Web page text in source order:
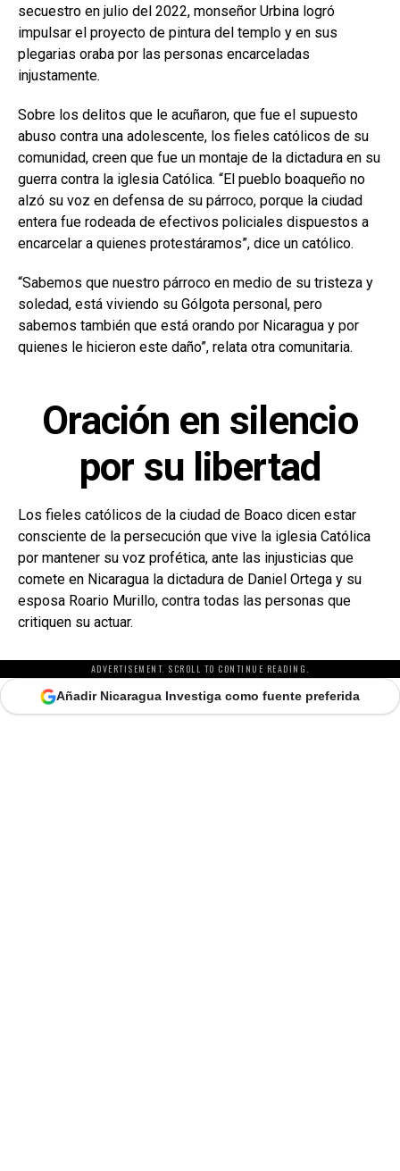
secuestro en julio del 2022, monseñor Urbina logró
impulsar el proyecto de pintura del templo y en sus
plegarias oraba por las personas encarceladas
injustamente.
Sobre los delitos que le acuñaron, que fue el supuesto
abuso contra una adolescente, los fieles católicos de su
comunidad, creen que fue un montaje de la dictadura en su
guerra contra la iglesia Católica. “El pueblo boaqueño no
alzó su voz en defensa de su párroco, porque la ciudad
entera fue rodeada de efectivos policiales dispuestos a
encarcelar a quienes protestáramos”, dice un católico.
“Sabemos que nuestro párroco en medio de su tristeza y
soledad, está viviendo su Gólgota personal, pero
sabemos también que está orando por Nicaragua y por
quienes le hicieron este daño”, relata otra comunitaria.
Oración en silencio
por su libertad
Los fieles católicos de la ciudad de Boaco dicen estar
consciente de la persecución que vive la iglesia Católica
por mantener su voz profética, ante las injusticias que
comete en Nicaragua la dictadura de Daniel Ortega y su
esposa Roario Murillo, contra todas las personas que
critiquen su actuar.
ADVERTISEMENT. SCROLL TO CONTINUE READING.
Añadir Nicaragua Investiga como fuente preferida